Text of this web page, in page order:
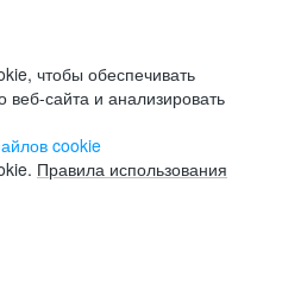
чтобы обеспечивать
сайта и анализировать
cookie
Правила использования